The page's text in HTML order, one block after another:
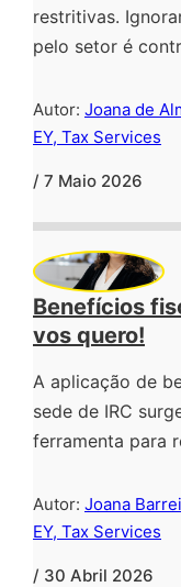
restritivas.
pelo setor é
Autor: Joana de
EY, Tax Services
/ 7 Maio 2026
Benefícios
vos quero!
A aplicação de
sede de IRC
ferramenta para
Autor: Joana
EY, Tax Services
/ 30 Abril 2026